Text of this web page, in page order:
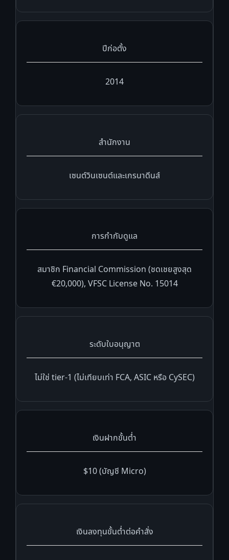
ปีก่อตั้ง
2014
สำนักงาน
เซนต์วินเซนต์และเกรนาดีนส์
การกำกับดูแล
สมาชิก Financial Commission (ชดเชยสูงสุด
€20,000), VFSC License No. 15014
ระดับใบอนุญาต
ไม่ใช่ tier-1 (ไม่เทียบเท่า FCA, ASIC หรือ CySEC)
เงินฝากขั้นต่ำ
$10 (บัญชี Micro)
เงินลงทุนขั้นต่ำต่อคำสั่ง